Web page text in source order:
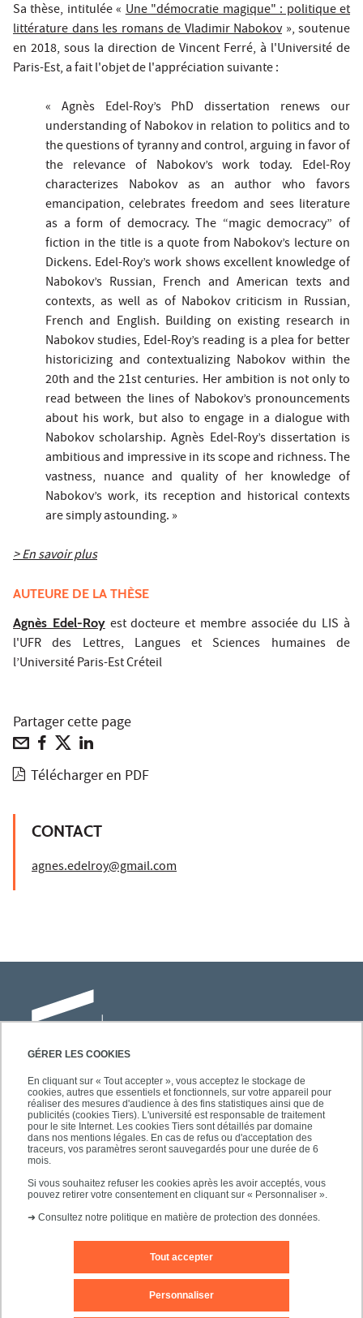
GÉRER LES COOKIES
En cliquant sur « Tout accepter », vous acceptez le stockage de
cookies, autres que essentiels et fonctionnels, sur votre appareil pour
réaliser des mesures d'audience à des fins statistiques ainsi que de
publicités (cookies Tiers). L'université est responsable de traitement
pour le site Internet. Les cookies Tiers sont détaillés par domaine
dans nos mentions légales. En cas de refus ou d'acceptation des
traceurs, vos paramètres seront sauvegardés pour une durée de 6
mois.
Si vous souhaitez refuser les cookies après les avoir acceptés, vous
pouvez retirer votre consentement en cliquant sur « Personnaliser ».
➜ Consultez notre politique en matière de protection des données.
Tout accepter
Personnaliser
Sa thèse, intitulée «Une "démocratie magique" : politique et
littérature dans les romans de Vladimir Nabokov», soutenue
en 2018, sous la direction de Vincent Ferré, à l'Université de
Paris-Est, a fait l'objet de l'appréciation suivante :
« Agnès Edel-Roy’s PhD dissertation renews our
understanding of Nabokov in relation to politics and to
the questions of tyranny and control, arguing in favor of
the relevance of Nabokov’s work today. Edel-Roy
characterizes Nabokov as an author who favors
emancipation, celebrates freedom and sees literature
as a form of democracy. The “magic democracy” of
fiction in the title is a quote from Nabokov’s lecture on
Dickens. Edel-Roy’s work shows excellent knowledge of
Nabokov’s Russian, French and American texts and
contexts, as well as of Nabokov criticism in Russian,
French and English. Building on existing research in
Nabokov studies, Edel-Roy’s reading is a plea for better
historicizing and contextualizing Nabokov within the
20th and the 21st centuries. Her ambition is not only to
read between the lines of Nabokov’s pronouncements
about his work, but also to engage in a dialogue with
Nabokov scholarship. Agnès Edel-Roy’s dissertation is
ambitious and impressive in its scope and richness. The
vastness, nuance and quality of her knowledge of
Nabokov’s work, its reception and historical contexts
are simply astounding. »
> En savoir plus
AUTEURE DE LA THÈSE
Agnès Edel-Royest docteure et membre associée du LIS à
l'UFR des Lettres, Langues et Sciences humaines de
l’Université Paris-Est Créteil
Partager cette page
Télécharger en PDF
CONTACT
agnes.edelroy@gmail.com
Université Paris-Est Créteil
Faculté des lettres, langues et sciences
humaines
61, avenue du Général de Gaulle
94010 Créteil
Mentions légales
Plan d'accès Plan du site